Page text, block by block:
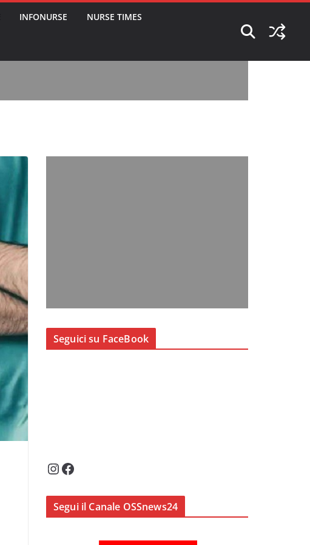
INFONURSE NURSE TIMES
Seguici su FaceBook
InstagramFacebook
Segui il Canale OSSnews24